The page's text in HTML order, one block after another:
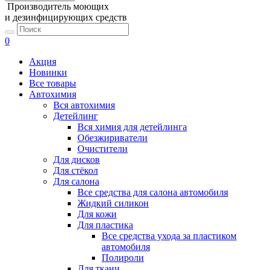
Производитель моющих
и дезинфицирующих средств
0
Акция
Новинки
Все товары
Автохимия
Вся автохимия
Детейлинг
Вся химия для детейлинга
Обезжириватели
Очистители
Для дисков
Для стёкол
Для салона
Все средства для салона автомобиля
Жидкий силикон
Для кожи
Для пластика
Все средства ухода за пластиком
автомобиля
Полироли